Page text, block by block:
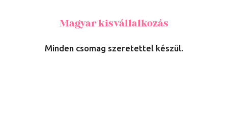
Magyar kisvállalkozás
Minden csomag szeretettel készül.